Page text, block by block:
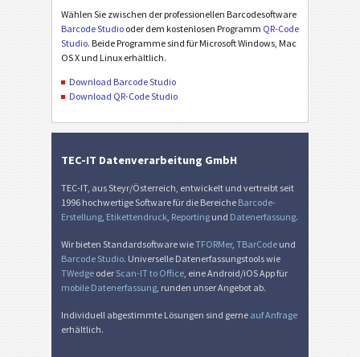
Wählen Sie zwischen der professionellen Barcodesoftware
Barcode Studio oder dem kostenlosen Programm QR-Code
Studio. Beide Programme sind für Microsoft Windows, Mac
OS X und Linux erhältlich.
Download Barcode Studio
Download QR-Code Studio
TEC-IT Datenverarbeitung GmbH
TEC-IT, aus Steyr/Österreich, entwickelt und vertreibt seit
1996 hochwertige Software für die Bereiche Barcode-
Erstellung, Etikettendruck, Reporting und Datenerfassung.
Wir bieten Standardsoftware wieTFORMer, TBarCode und
Barcode Studio. Universelle Datenerfassungstools wie
TWedge oder Scan-IT to Office, eine Android/iOS App für
mobile Datenerfassung, runden unser Angebot ab.
Individuell abgestimmte Lösungen sind gerne auf Anfrage
erhältlich.